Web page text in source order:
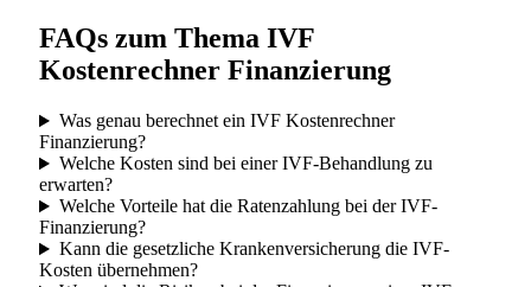
FAQs zum Thema IVF
Kostenrechner Finanzierung
Was genau berechnet ein IVF Kostenrechner
Finanzierung?
Welche Kosten sind bei einer IVF-Behandlung zu
erwarten?
Welche Vorteile hat die Ratenzahlung bei der IVF-
Finanzierung?
Kann die gesetzliche Krankenversicherung die IVF-
Kosten übernehmen?